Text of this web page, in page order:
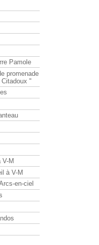
Pamole
promenade
"
V-M
à V-M
en-ciel